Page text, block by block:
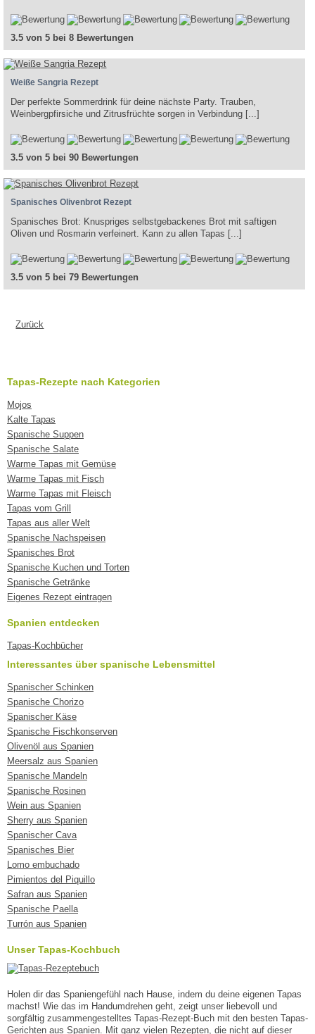
3.5 von 5 bei 8 Bewertungen
Weiße Sangria Rezept
Der perfekte Sommerdrink für deine nächste Party. Trauben,
Weinbergpfirsiche und Zitrusfrüchte sorgen in Verbindung [...]
3.5 von 5 bei 90 Bewertungen
Spanisches Olivenbrot Rezept
Spanisches Brot: Knuspriges selbstgebackenes Brot mit saftigen
Oliven und Rosmarin verfeinert. Kann zu allen Tapas [...]
3.5 von 5 bei 79 Bewertungen
Zurück
Tapas-Rezepte nach Kategorien
Mojos
Kalte Tapas
Spanische Suppen
Spanische Salate
Warme Tapas mit Gemüse
Warme Tapas mit Fisch
Warme Tapas mit Fleisch
Tapas vom Grill
Tapas aus aller Welt
Spanische Nachspeisen
Spanisches Brot
Spanische Kuchen und Torten
Spanische Getränke
Eigenes Rezept eintragen
Spanien entdecken
Tapas-Kochbücher
Interessantes über spanische Lebensmittel
Spanischer Schinken
Spanische Chorizo
Spanischer Käse
Spanische Fischkonserven
Olivenöl aus Spanien
Meersalz aus Spanien
Spanische Mandeln
Spanische Rosinen
Wein aus Spanien
Sherry aus Spanien
Spanischer Cava
Spanisches Bier
Lomo embuchado
Pimientos del Piquillo
Safran aus Spanien
Spanische Paella
Turrón aus Spanien
Unser Tapas-Kochbuch
Holen dir das Spaniengefühl nach Hause, indem du deine eigenen Tapas
machst! Wie das im Handumdrehen geht, zeigt unser liebevoll und
sorgfältig zusammengestelltes Tapas-Rezept-Buch mit den besten Tapas-
Gerichten aus Spanien. Mit ganz vielen Rezepten, die nicht auf dieser